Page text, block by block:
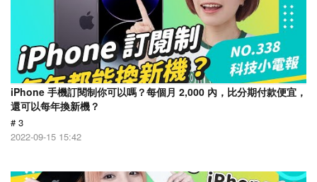
iPhone 手機訂閱制你可以嗎？每個月 2,000 內，比分期付款便宜，
還可以每年換新機？
# 3
2022-09-15 15:42